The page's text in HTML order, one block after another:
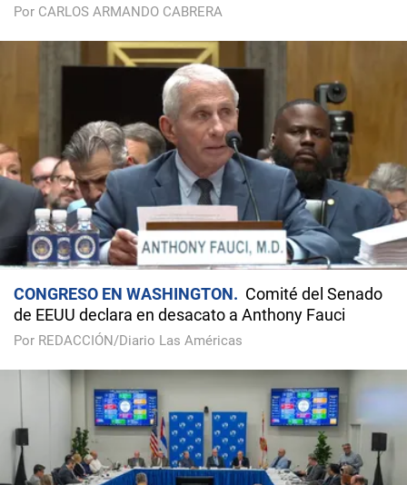
Por CARLOS ARMANDO CABRERA
CONGRESO EN WASHINGTON
Comité del Senado
de EEUU declara en desacato a Anthony Fauci
Por REDACCIÓN/Diario Las Américas